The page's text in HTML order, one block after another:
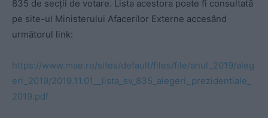
835 de secţii de votare. Lista acestora poate fi consultată
pe site-ul Ministerului Afacerilor Externe accesând
următorul link:
https://www.mae.ro/sites/default/files/file/anul_2019/aleg
eri_2019/2019.11.01__lista_sv_835_alegeri_prezidentiale_
2019.pdf